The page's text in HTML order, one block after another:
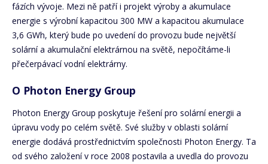
fázích vývoje. Mezi ně patří i projekt výroby a akumulace
energie s výrobní kapacitou 300 MW a kapacitou akumulace
3,6 GWh, který bude po uvedení do provozu bude největší
solární a akumulační elektrárnou na světě, nepočítáme-li
přečerpávací vodní elektrárny.
O Photon Energy Group
Photon Energy Group poskytuje řešení pro solární energii a
úpravu vody po celém světě. Své služby v oblasti solární
energie dodává prostřednictvím společnosti Photon Energy. Ta
od svého založení v roce 2008 postavila a uvedla do provozu